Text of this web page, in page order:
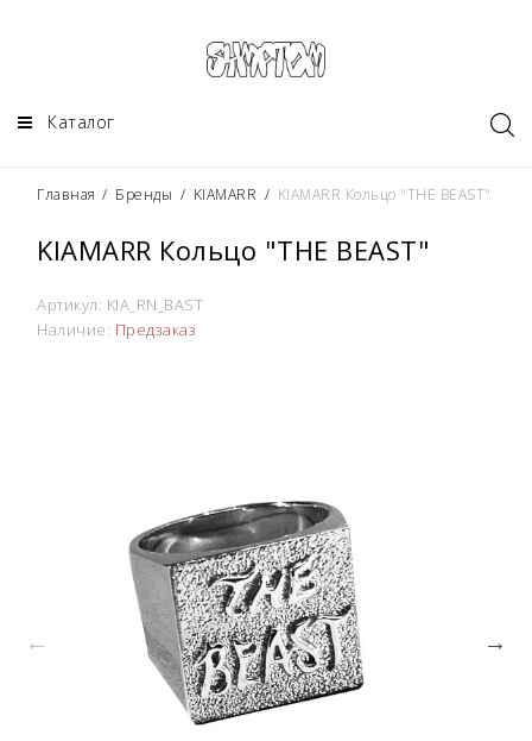
Каталог
Главная / Бренды / KIAMARR / KIAMARR Кольцо "THE BEAST"
KIAMARR Кольцо "THE BEAST"
Артикул: KIA_RN_BAST
Наличие: Предзаказ